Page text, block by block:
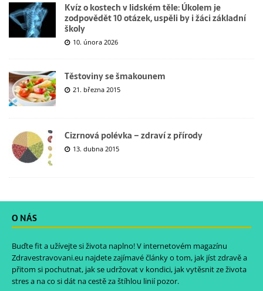
Kvíz o kostech v lidském těle: Úkolem je
zodpovědět 10 otázek, uspěli by i žáci základní
školy
10. února 2026
Těstoviny se šmakounem
21. března 2015
Cizrnová polévka – zdraví z přírody
13. dubna 2015
O NÁS
Buďte fit a užívejte si života naplno! V internetovém magazínu
Zdravestravovani.eu najdete zajímavé články o tom, jak jíst zdravě a
přitom si pochutnat, jak se udržovat v kondici, jak vytěsnit ze života
stres a na co si dát na cestě za štíhlou linií pozor.